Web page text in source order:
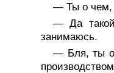
— Ты о чем,
— Да
занимаюсь.
— Бля, ты